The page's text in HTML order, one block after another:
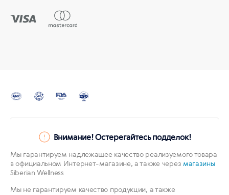
Внимание! Остерегайтесь подделок!
Мы гарантируем надлежащее качество реализуемого товара
в официальном Интернет-магазине, а также через магазины
Siberian Wellness
Мы не гарантируем качество продукции, а также